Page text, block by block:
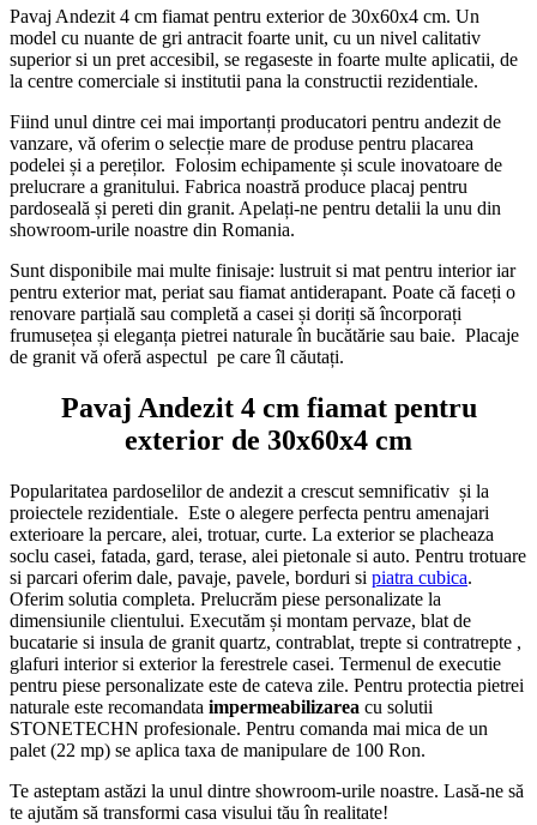
Pavaj Andezit 4 cm fiamat pentru exterior de 30x60x4 cm. Un
model cu nuante de gri antracit foarte unit, cu un nivel calitativ
superior si un pret accesibil, se regaseste in foarte multe aplicatii, de
la centre comerciale si institutii pana la constructii rezidentiale.
Fiind unul dintre cei mai importanți producatori pentru andezit de
vanzare, vă oferim o selecție mare de produse pentru placarea
podelei și a pereților. Folosim echipamente și scule inovatoare de
prelucrare a granitului. Fabrica noastră produce placaj pentru
pardoseală și pereti din granit. Apelați-ne pentru detalii la unu din
showroom-urile noastre din Romania.
Sunt disponibile mai multe finisaje: lustruit si mat pentru interior iar
pentru exterior mat, periat sau fiamat antiderapant. Poate că faceți o
renovare parțială sau completă a casei și doriți să încorporați
frumusețea și eleganța pietrei naturale în bucătărie sau baie. Placaje
de granit vă oferă aspectul pe care îl căutați.
Pavaj Andezit 4 cm fiamat pentru
exterior de 30x60x4 cm
Popularitatea pardoselilor de andezit a crescut semnificativ și la
proiectele rezidentiale. Este o alegere perfecta pentru amenajari
exterioare la percare, alei, trotuar, curte. La exterior se placheaza
soclu casei, fatada, gard, terase, alei pietonale si auto. Pentru trotuare
si parcari oferim dale, pavaje, pavele, borduri si piatra cubica.
Oferim solutia completa. Prelucrăm piese personalizate la
dimensiunile clientului. Executăm și montam pervaze, blat de
bucatarie si insula de granit quartz, contrablat, trepte si contratrepte ,
glafuri interior si exterior la ferestrele casei. Termenul de executie
pentru piese personalizate este de cateva zile. Pentru protectia pietrei
naturale este recomandata impermeabilizarea cu solutii
STONETECHN profesionale. Pentru comanda mai mica de un
palet (22 mp) se aplica taxa de manipulare de 100 Ron.
Te asteptam astăzi la unul dintre showroom-urile noastre. Lasă-ne să
te ajutăm să transformi casa visului tău în realitate!